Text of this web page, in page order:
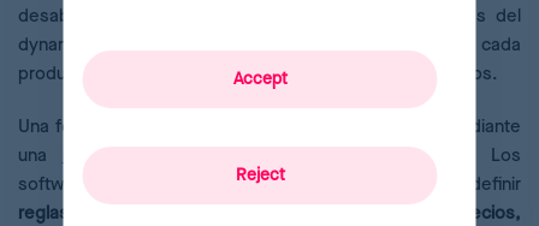
desabastecimiento o momentos de
. A través del
dynamic pricing puedes ir variando los precios de cada
producto para que sean siempre atractivos y competitivos.
Una forma óptima de aplicarlo a tu e-commerce es mediante
una
herramienta automatizada de dynamic pricing
Los
softwares más avanzados como Reactev permiten definir
reglas de pricing a partir de las que fijar nuevos precios,
Reject
Accept